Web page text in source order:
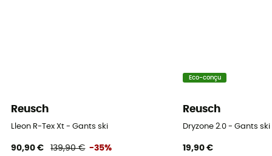
Reusch
Lleon R-Tex Xt - Gants ski
90,90 € 139,90 € -35%
Eco-conçu
Reusch
Dryzone 2.0 - Gants ski
19,90 €